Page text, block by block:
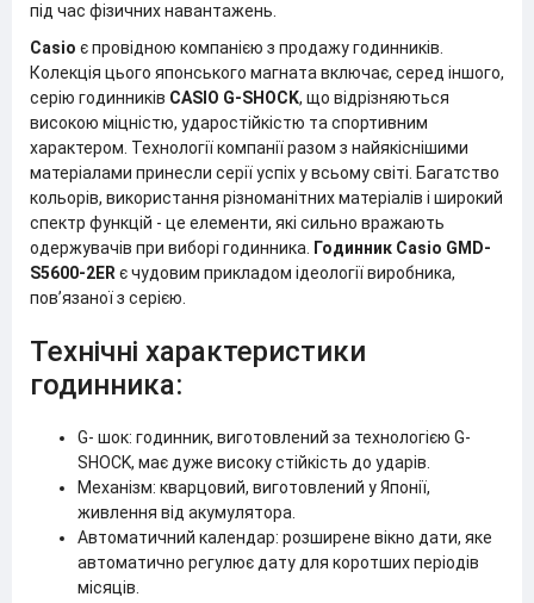
під час фізичних навантажень.
Casio є провідною компанією з продажу годинників.
Колекція цього японського магната включає, серед іншого,
серію годинників CASIO G-SHOCK, що відрізняються
високою міцністю, ударостійкістю та спортивним
характером. Технології компанії разом з найякіснішими
матеріалами принесли серії успіх у всьому світі. Багатство
кольорів, використання різноманітних матеріалів і широкий
спектр функцій - це елементи, які сильно вражають
одержувачів при виборі годинника.
Годинник Casio GMD-
S5600-2ER є чудовим прикладом ідеології виробника,
пов’язаної з серією.
Технічні характеристики
годинника:
G- шок: годинник, виготовлений за технологією G-
SHOCK, має дуже високу стійкість до ударів.
Механізм: кварцовий, виготовлений у Японії,
живлення від акумулятора.
Автоматичний календар: розширене вікно дати, яке
автоматично регулює дату для коротших періодів
місяців.